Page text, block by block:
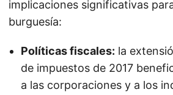
implicaciones significativas
burguesía:
Políticas fiscales: la
de impuestos de 2017
a las corporaciones y a los